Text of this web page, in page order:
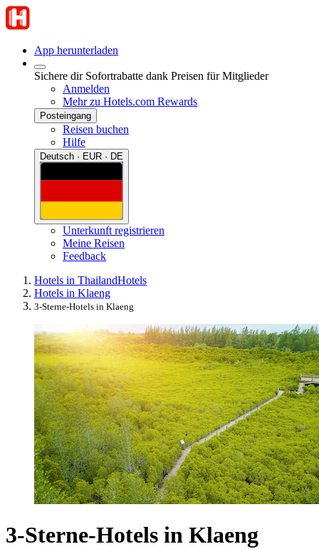
App herunterladen
Sichere dir Sofortrabatte dank Preisen für Mitglieder
Anmelden
Mehr zu Hotels.com Rewards
Posteingang
Reisen buchen
Hilfe
Deutsch · EUR · DE
Unterkunft registrieren
Meine Reisen
Feedback
Hotels in ThailandHotels
Hotels in Klaeng
3-Sterne-Hotels in Klaeng
3-Sterne-Hotels in Klaeng